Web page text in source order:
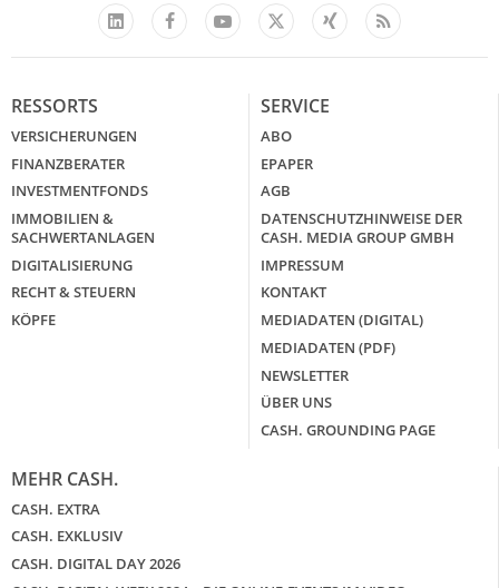
LinkedIn
FacebookYouTube
X
Xing Feed
RESSORTS
VERSICHERUNGEN
FINANZBERATER
INVESTMENTFONDS
IMMOBILIEN &
SACHWERTANLAGEN
DIGITALISIERUNG
RECHT & STEUERN
KÖPFE
SERVICE
ABO
EPAPER
AGB
DATENSCHUTZHINWEISE DER
CASH. MEDIA GROUP GMBH
IMPRESSUM
KONTAKT
MEDIADATEN (DIGITAL)
MEDIADATEN (PDF)
NEWSLETTER
ÜBER UNS
CASH. GROUNDING PAGE
MEHR CASH.
CASH. EXTRA
CASH. EXKLUSIV
CASH. DIGITAL DAY 2026